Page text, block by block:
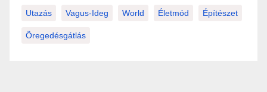
Utazás Vagus-Ideg World Életmód Építészet
Öregedésgátlás